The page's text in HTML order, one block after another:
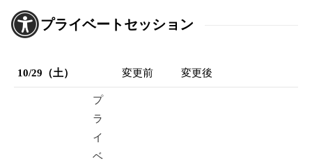
プライベートセッション
10/29（土） 変更前 変更後
プ
ラ
イ
ベ